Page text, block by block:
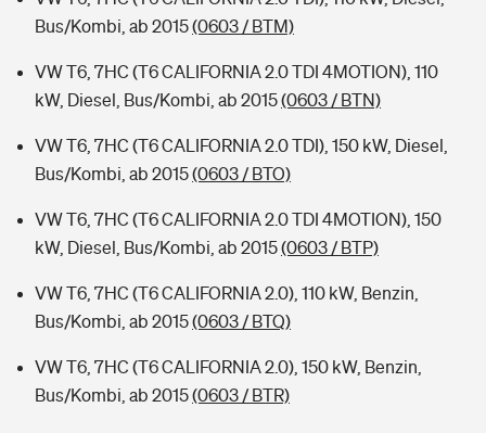
Tools
Kinderunfall-Check: Mehr Sicherheit für deine Kids
Typklassen: So ist Ihr Auto eingestuft
Sie haben Fragen?
Bus/Kombi, ab 2015(0603 / BTM)
VW T6, 7HC (T6 CALIFORNIA 2.0 TDI 4MOTION), 110
kW, Diesel, Bus/Kombi, ab 2015(0603 / BTN)
VW T6, 7HC (T6 CALIFORNIA 2.0 TDI), 150 kW, Diesel,
Bus/Kombi, ab 2015(0603 / BTO)
VW T6, 7HC (T6 CALIFORNIA 2.0 TDI 4MOTION), 150
kW, Diesel, Bus/Kombi, ab 2015(0603 / BTP)
VW T6, 7HC (T6 CALIFORNIA 2.0), 110 kW, Benzin,
Bus/Kombi, ab 2015(0603 / BTQ)
VW T6, 7HC (T6 CALIFORNIA 2.0), 150 kW, Benzin,
Bus/Kombi, ab 2015(0603 / BTR)